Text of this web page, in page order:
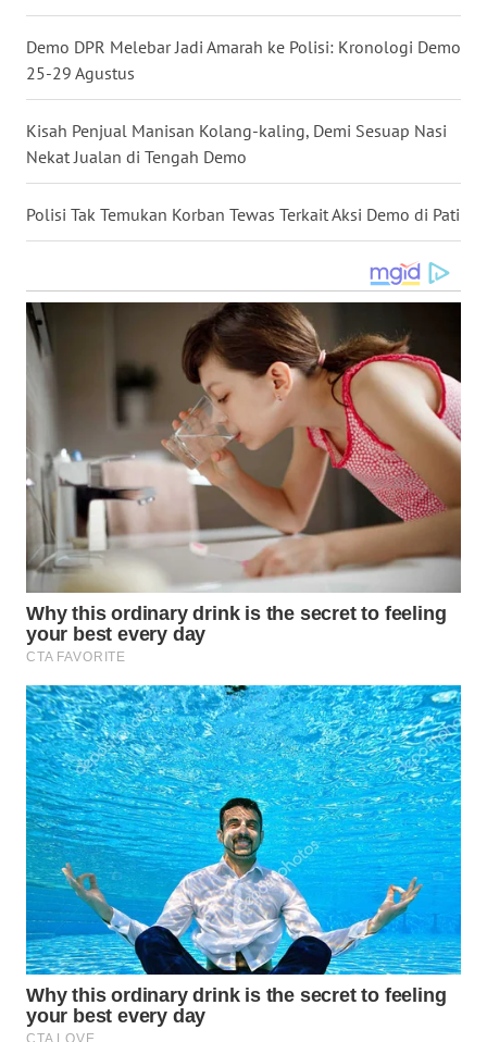
Demo DPR Melebar Jadi Amarah ke Polisi: Kronologi Demo
25-29 Agustus
Kisah Penjual Manisan Kolang-kaling, Demi Sesuap Nasi
Nekat Jualan di Tengah Demo
Polisi Tak Temukan Korban Tewas Terkait Aksi Demo di Pati
NUSANTARA
JOGJA
WN
JATIM
BALI
KALTENG
WN
KALTARA
WN
KALSEL
KALTIM
WN
SULSEL
WN
GORONTALO
SULUT
WN
MALUKU